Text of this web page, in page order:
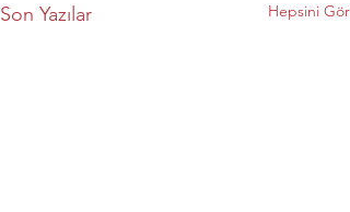
Son Yazılar Hepsini Gör